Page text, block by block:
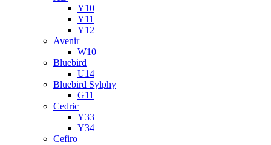
Y10
Y11
Y12
Avenir
W10
Bluebird
U14
Bluebird Sylphy
G11
Cedric
Y33
Y34
Cefiro